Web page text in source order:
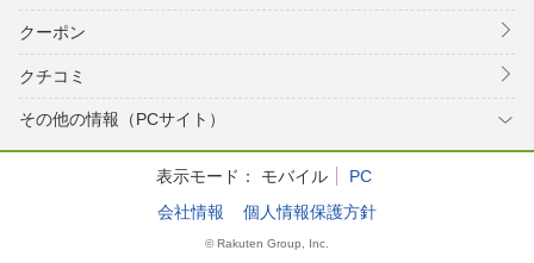
クーポン
クチコミ
その他の情報（PCサイト）
表示モード： モバイル
PC
会社情報
個人情報保護方針
© Rakuten Group, Inc.